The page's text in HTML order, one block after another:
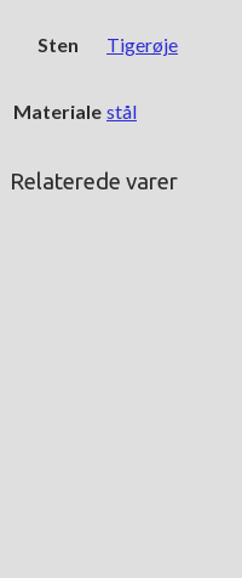
Sten Tigerøje
Materiale stål
Relaterede varer